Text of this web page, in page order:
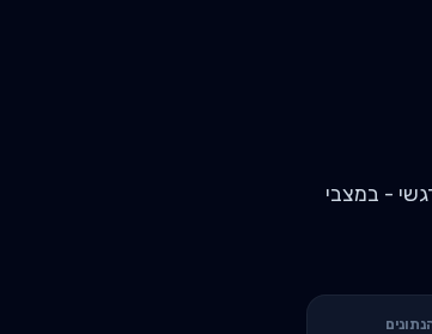
- במצבי